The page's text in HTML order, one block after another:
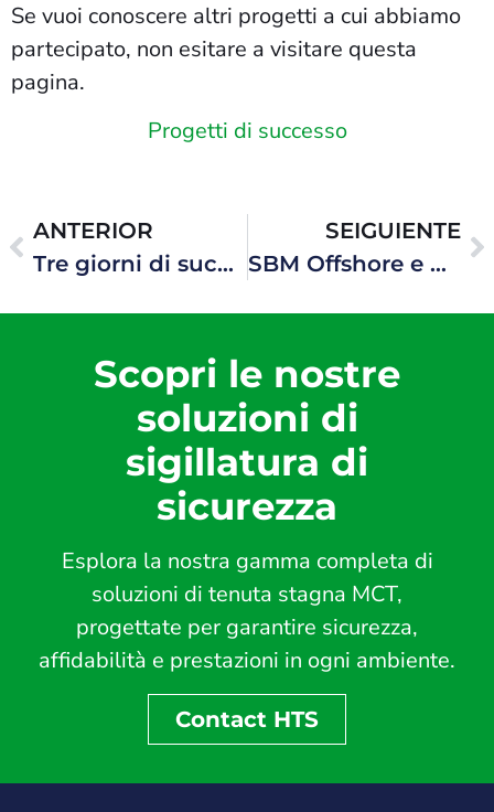
Se vuoi conoscere altri progetti a cui abbiamo
partecipato, non esitare a visitare questa
pagina.
Progetti di successo
ANTERIOR
Tre giorni di successo a Oil And Gas Asia: Hawke Transit System rafforza il suo impegno per l’industria del petrolio e del gas
SEIGUIENTE
SBM Offshore e Hawke Transit System uniscono le forze per rivoluzionare la costruzione di navi FPSO in Cina con il programma Fast4Ward®
Scopri le nostre
soluzioni di
sigillatura di
sicurezza
Esplora la nostra gamma completa di
soluzioni di tenuta stagna MCT,
progettate per garantire sicurezza,
affidabilità e prestazioni in ogni ambiente.
Contact HTS